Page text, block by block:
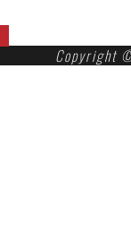
Copyright